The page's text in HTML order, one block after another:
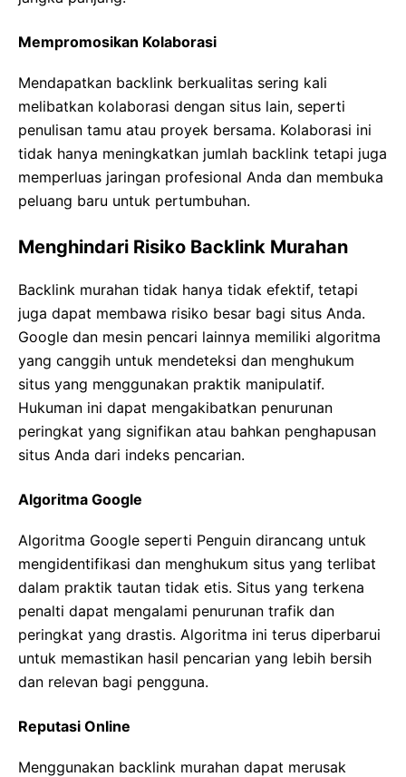
Mempromosikan Kolaborasi
Mendapatkan backlink berkualitas sering kali
melibatkan kolaborasi dengan situs lain, seperti
penulisan tamu atau proyek bersama. Kolaborasi ini
tidak hanya meningkatkan jumlah backlink tetapi juga
memperluas jaringan profesional Anda dan membuka
peluang baru untuk pertumbuhan.
Menghindari Risiko Backlink Murahan
Backlink murahan tidak hanya tidak efektif, tetapi
juga dapat membawa risiko besar bagi situs Anda.
Google dan mesin pencari lainnya memiliki algoritma
yang canggih untuk mendeteksi dan menghukum
situs yang menggunakan praktik manipulatif.
Hukuman ini dapat mengakibatkan penurunan
peringkat yang signifikan atau bahkan penghapusan
situs Anda dari indeks pencarian.
Algoritma Google
Algoritma Google seperti Penguin dirancang untuk
mengidentifikasi dan menghukum situs yang terlibat
dalam praktik tautan tidak etis. Situs yang terkena
penalti dapat mengalami penurunan trafik dan
peringkat yang drastis. Algoritma ini terus diperbarui
untuk memastikan hasil pencarian yang lebih bersih
dan relevan bagi pengguna.
Reputasi Online
Menggunakan backlink murahan dapat merusak